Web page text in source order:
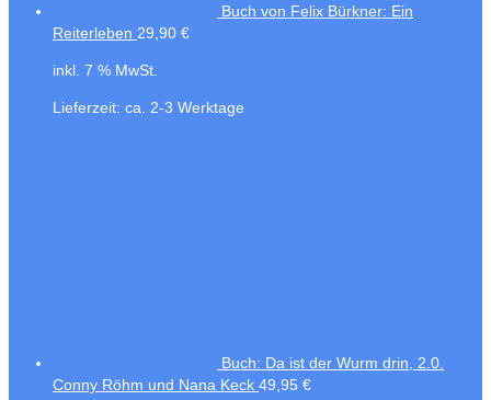
Buch von Felix Bürkner: Ein
Reiterleben 29,90 €
inkl. 7 % MwSt.
Lieferzeit: ca. 2-3 Werktage
Buch: Da ist der Wurm drin, 2.0.
Conny Röhm und Nana Keck 49,95 €